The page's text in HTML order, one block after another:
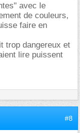
avec le
de couleurs,
faire en
trop dangereux et
lire puissent
#8